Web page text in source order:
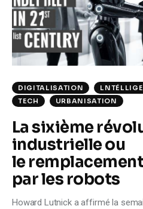
Climate
Markets
Tech
Reports
Shop
DIGITALISATION
TECH
URBANISATION
La sixième
industrielle ou
le
par les robots
Howard Lutnick a affirmé la